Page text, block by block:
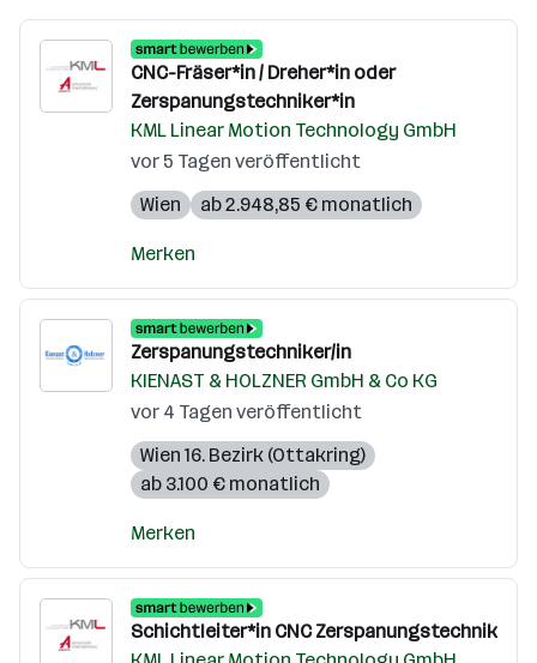
CNC-Fräser*in / Dreher*in oder
Zerspanungstechniker*in
KML Linear Motion Technology GmbH
vor 5 Tagen veröffentlicht
Wien
ab 2.948,85 € monatlich
Merken
Zerspanungstechniker/in
KIENAST & HOLZNER GmbH & Co KG
vor 4 Tagen veröffentlicht
Wien 16. Bezirk (Ottakring)
ab 3.100 € monatlich
Merken
Schichtleiter*in CNC Zerspanungstechnik